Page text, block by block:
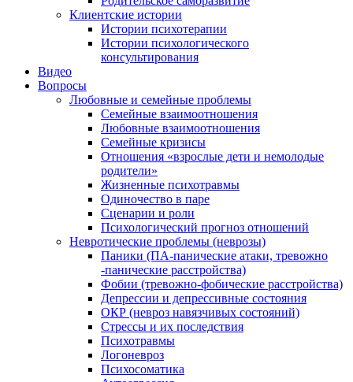
Клиентские истории
Истории психотерапии
Истории психологического
консультирования
Видео
Вопросы
Любовные и семейные проблемы
Семейные взаимоотношения
Любовные взаимоотношения
Семейные кризисы
Отношения «взрослые дети и немолодые
родители»
Жизненные психотравмы
Одиночество в паре
Сценарии и роли
Психологический прогноз отношений
Невротические проблемы (неврозы)
Паники (ПА-панические атаки, тревожно
-панические расстройства)
Фобии (тревожно-фобические расстройства)
Депрессии и депрессивные состояния
ОКР (невроз навязчивых состояний)
Стрессы и их последствия
Психотравмы
Логоневроз
Психосоматика